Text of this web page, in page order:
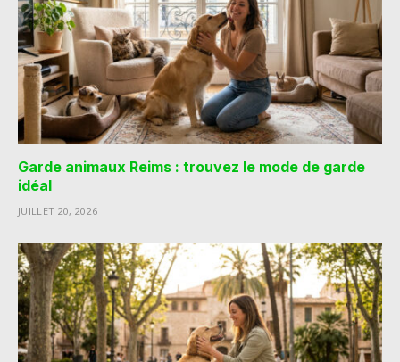
Garde animaux Reims : trouvez le mode de garde
idéal
JUILLET 20, 2026